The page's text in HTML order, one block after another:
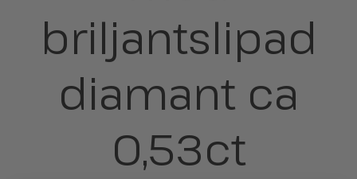
briljantslipad
diamant ca
0,53ct